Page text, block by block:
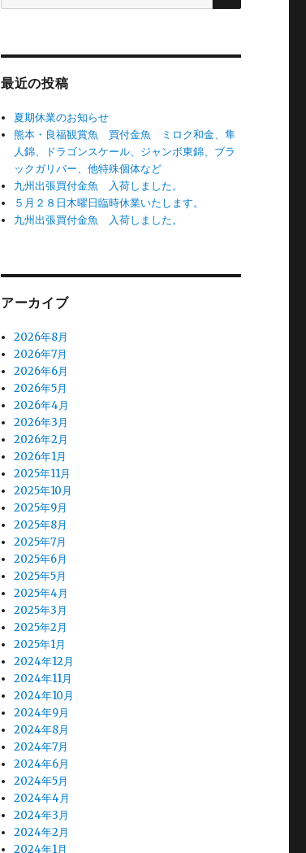
索:
最近の投稿
夏期休業のお知らせ
熊本・良福観賞魚 買付金魚 ミロク和金、隼
人錦、ドラゴンスケール、ジャンボ東錦、ブラ
ックガリバー、他特殊個体など
九州出張買付金魚 入荷しました。
５月２８日木曜日臨時休業いたします。
九州出張買付金魚 入荷しました。
アーカイブ
2026年8月
2026年7月
2026年6月
2026年5月
2026年4月
2026年3月
2026年2月
2026年1月
2025年11月
2025年10月
2025年9月
2025年8月
2025年7月
2025年6月
2025年5月
2025年4月
2025年3月
2025年2月
2025年1月
2024年12月
2024年11月
2024年10月
2024年9月
2024年8月
2024年7月
2024年6月
2024年5月
2024年4月
2024年3月
2024年2月
2024年1月